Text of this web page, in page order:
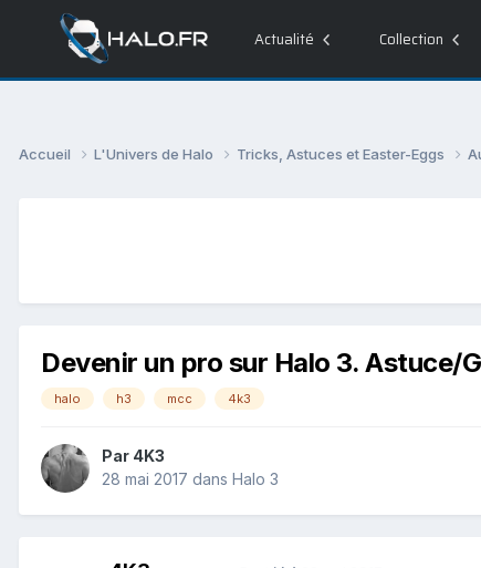
Actualité Collection
Accueil L'Univers de Halo Tricks, Astuces et Easter-Eggs
Devenir un pro sur Halo 3. Astuce/
halo h3 mcc 4k3
Par 4K3
28 mai 2017 dans Halo 3